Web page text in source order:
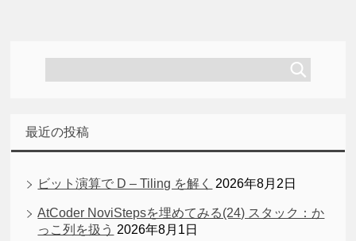
最近の投稿
ビット演算で D – Tiling を解く 2026年8月2日
AtCoder NoviStepsを埋めてみる(24) スタック：か
っこ列を扱う 2026年8月1日